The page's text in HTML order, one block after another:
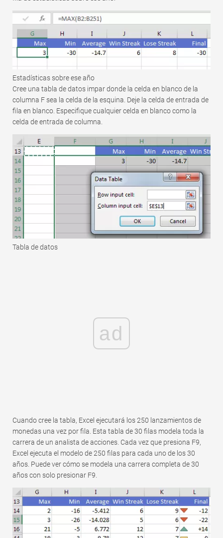
Estadísticas sobre ese año
Cree una tabla de datos impar donde la celda en blanco de la
columna F sea la celda de la esquina. Deje la celda de entrada de
fila en blanco. Especifique cualquier celda en blanco como la
celda de entrada de columna.
Tabla de datos
ad
Cuando cree la tabla, Excel ejecutará los 250 lanzamientos de
monedas una vez por fila. Esta tabla de 30 filas modela toda la
carrera de un analista de acciones. Cada vez que presiona F9,
Excel ejecuta el modelo de 250 filas para cada uno de los 30
años. Puede ver cómo se modela una carrera completa de 30
años con solo presionar F9.